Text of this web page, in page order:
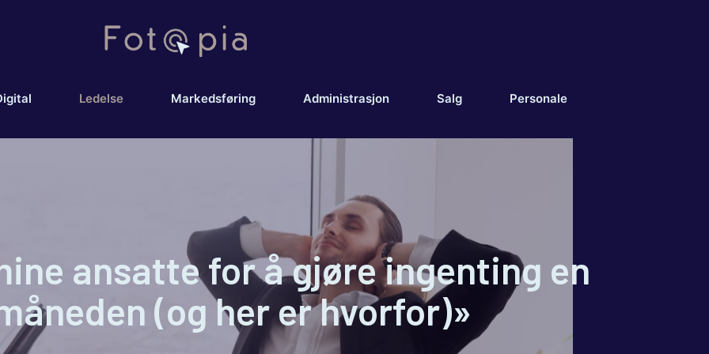
Ledelse Markedsføring Administrasjon Salg Personale
ansatte for å gjøre ingenting en
(og her er hvorfor)»